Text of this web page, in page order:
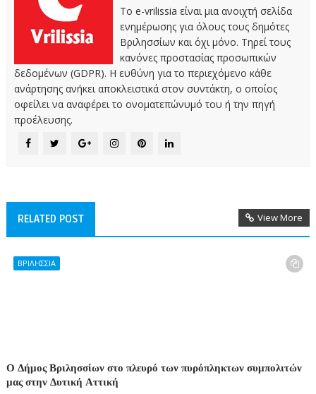
Το e-vrilissia είναι μια ανοιχτή σελίδα
ενημέρωσης για όλους τους δημότες
Βριλησσίων και όχι μόνο. Τηρεί τους
κανόνες προστασίας προσωπικών
δεδομένων (GDPR). Η ευθύνη για το περιεχόμενο κάθε
ανάρτησης ανήκει αποκλειστικά στον συντάκτη, ο οποίος
οφείλει να αναφέρει το ονοματεπώνυμό του ή την πηγή
προέλευσης.
RELATED POST View More
ΒΡΙΛΗΣΣΙΑ
Ο Δήμος Βριλησσίων στο πλευρό των πυρόπληκτων συμπολιτών
μας στην Δυτική Αττική